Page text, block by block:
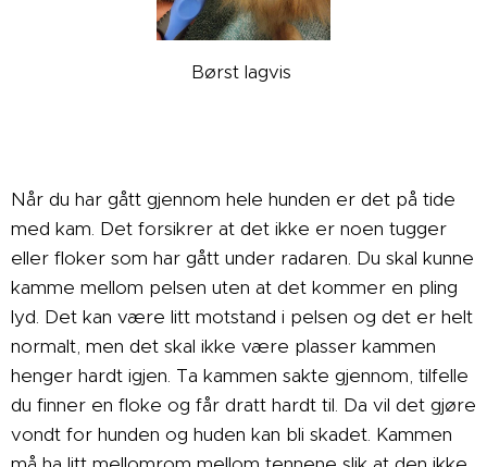
Børst lagvis
Når du har gått gjennom hele hunden er det på tide
med kam. Det forsikrer at det ikke er noen tugger
eller floker som har gått under radaren. Du skal kunne
kamme mellom pelsen uten at det kommer en pling
lyd. Det kan være litt motstand i pelsen og det er helt
normalt, men det skal ikke være plasser kammen
henger hardt igjen. Ta kammen sakte gjennom, tilfelle
du finner en floke og får dratt hardt til. Da vil det gjøre
vondt for hunden og huden kan bli skadet. Kammen